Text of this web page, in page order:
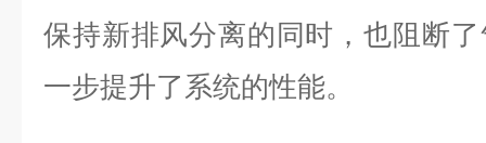
保持新排风分离的同时，也阻断
一步提升了系统的性能。